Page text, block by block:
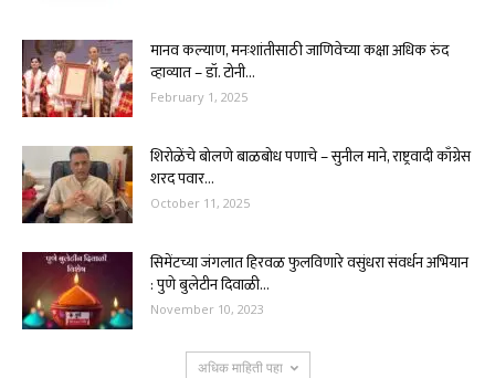
मानव कल्याण, मनःशांतीसाठी जाणिवेच्या कक्षा अधिक रुंद
व्हाव्यात – डॉ. टोनी...
February 1, 2025
शिरोळेंचे बोलणे बाळबोध पणाचे – सुनील माने, राष्ट्रवादी काँग्रेस
शरद पवार...
October 11, 2025
सिमेंटच्या जंगलात हिरवळ फुलविणारे वसुंधरा संवर्धन अभियान
: पुणे बुलेटीन दिवाळी...
November 10, 2023
अधिक माहिती पहा